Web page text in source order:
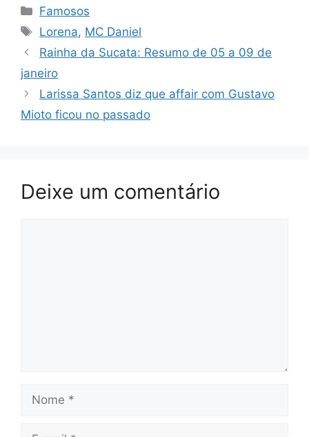
Categorias
Famosos
Tags
Lorena, MC Daniel
Rainha da Sucata: Resumo de 05 a 09 de
janeiro
Larissa Santos diz que affair com Gustavo
Mioto ficou no passado
Deixe um comentário